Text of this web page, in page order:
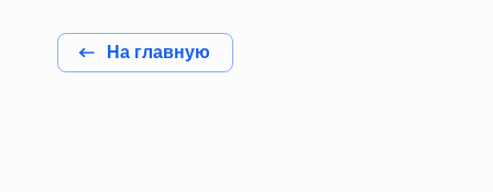
На главную